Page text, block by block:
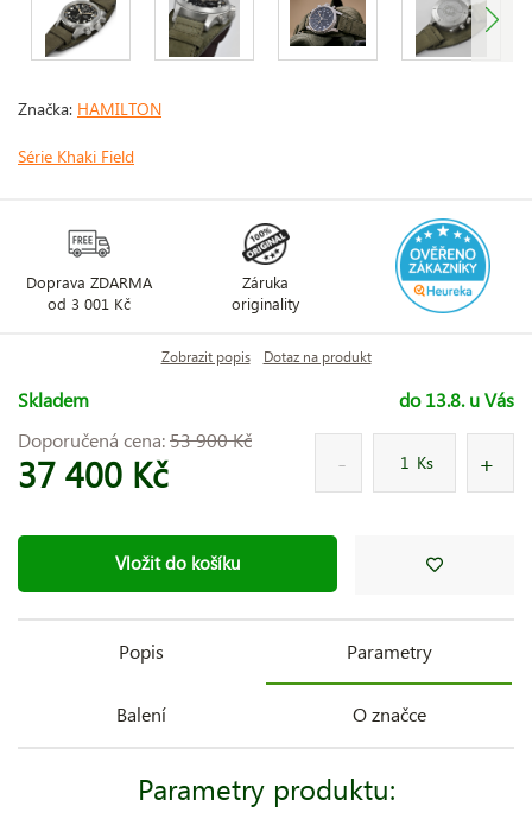
Značka: HAMILTON
Série Khaki Field
Doprava ZDARMA
od 3 001 Kč
Záruka
originality
Zobrazit popis Dotaz na produkt
Skladem
do 13.8. u Vás
Doporučená cena:53 900 Kč
37 400 Kč Ks
Vložit do košíku
Popis Parametry
Balení O značce
Parametry produktu: